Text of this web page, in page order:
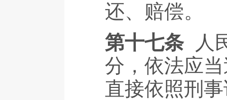
还、赔偿。
第十七条
人
分，依法应
直接依照刑